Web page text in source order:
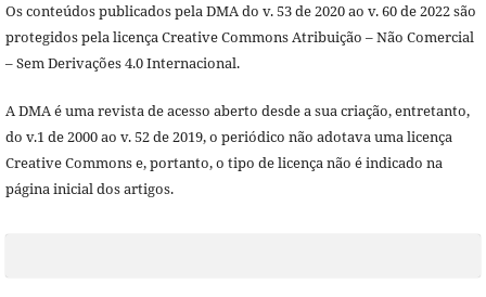
Os conteúdos publicados pela DMA do v. 53 de 2020 ao v. 60 de 2022 são
protegidos pela licença Creative Commons Atribuição – Não Comercial
– Sem Derivações 4.0 Internacional.
A DMA é uma revista de acesso aberto desde a sua criação, entretanto,
do v.1 de 2000 ao v. 52 de 2019, o periódico não adotava uma licença
Creative Commons e, portanto, o tipo de licença não é indicado na
página inicial dos artigos.